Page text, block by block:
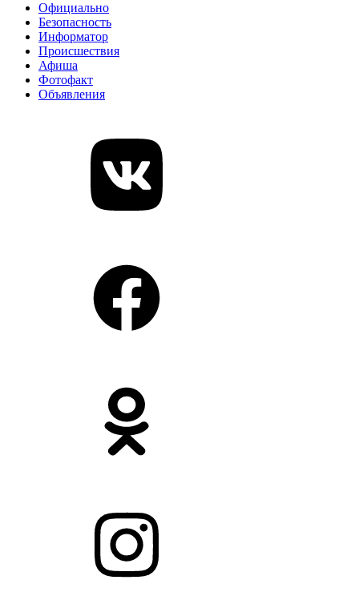
Официально
Безопасность
Информатор
Происшествия
Афиша
Фотофакт
Объявления